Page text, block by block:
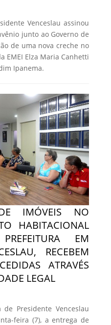
Venceslau assinou
junto ao Governo de
de uma nova creche no
EMEI Elza Maria Canhetti
Ipanema.
DE IMÓVEIS NO
HABITACIONAL
EM
RECEBEM
ATRAVÉS
LEGAL
Presidente Venceslau
feira (7), a entrega de